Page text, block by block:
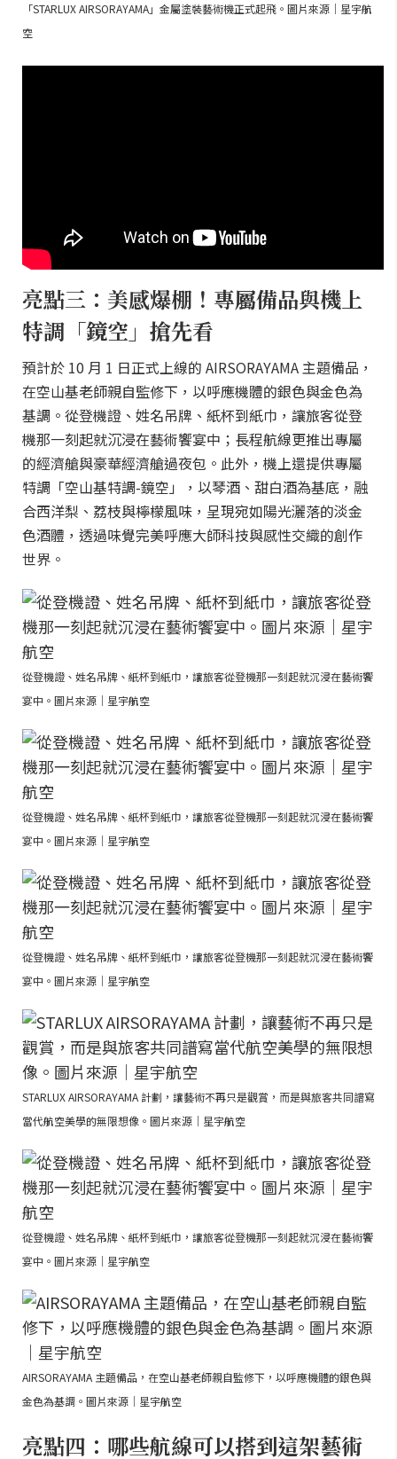
「STARLUX AIRSORAYAMA」金屬塗裝藝術機正式起飛。圖片來源｜星宇航
空
亮點三：美感爆棚！專屬備品與機上
特調「鏡空」搶先看
預計於 10 月 1 日正式上線的 AIRSORAYAMA 主題備品，
在空山基老師親自監修下，以呼應機體的銀色與金色為
基調。從登機證、姓名吊牌、紙杯到紙巾，讓旅客從登
機那一刻起就沉浸在藝術饗宴中；長程航線更推出專屬
的經濟艙與豪華經濟艙過夜包。此外，機上還提供專屬
特調「空山基特調-鏡空」，以琴酒、甜白酒為基底，融
合西洋梨、荔枝與檸檬風味，呈現宛如陽光灑落的淡金
色酒體，透過味覺完美呼應大師科技與感性交織的創作
世界。
從登機證、姓名吊牌、紙杯到紙巾，讓旅客從登機那一刻起就沉浸在藝術饗
宴中。圖片來源｜星宇航空
從登機證、姓名吊牌、紙杯到紙巾，讓旅客從登機那一刻起就沉浸在藝術饗
宴中。圖片來源｜星宇航空
從登機證、姓名吊牌、紙杯到紙巾，讓旅客從登機那一刻起就沉浸在藝術饗
宴中。圖片來源｜星宇航空
STARLUX AIRSORAYAMA 計劃，讓藝術不再只是觀賞，而是與旅客共同譜寫
當代航空美學的無限想像。圖片來源｜星宇航空
從登機證、姓名吊牌、紙杯到紙巾，讓旅客從登機那一刻起就沉浸在藝術饗
宴中。圖片來源｜星宇航空
AIRSORAYAMA 主題備品，在空山基老師親自監修下，以呼應機體的銀色與
金色為基調。圖片來源｜星宇航空
亮點四：哪些航線可以搭到這架藝術